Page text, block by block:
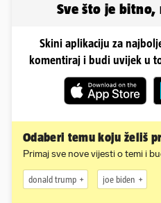
Sve što je
Skini aplikaciju za
komentiraj i budi uvijek u
Odaberi temu koju želiš
Primaj sve nove vijesti o temi i
donald trump joe biden